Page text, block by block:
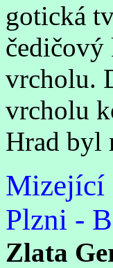
gotická
čedičový
vrcholu.
vrcholu
Hrad byl
Mizející
Plzni -
Zlata